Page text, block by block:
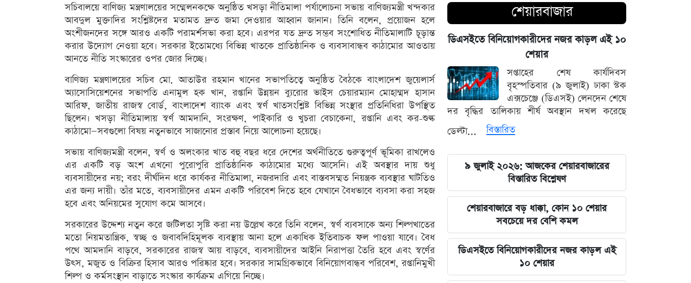
সচিবালয়ে বাণিজ্য মন্ত্রণালয়ের সম্মেলনকক্ষে অনুষ্ঠিত খসড়া নীতিমালা পর্যালোচনা সভায় বাণিজ্যমন্ত্রী খন্দকার
আবদুল মুক্তাদির সংশ্লিষ্টদের মতামত দ্রুত জমা দেওয়ার আহ্বান জানান। তিনি বলেন, প্রয়োজন হলে
অংশীজনদের সঙ্গে আরও একটি পরামর্শসভা করা হবে। এরপর যত দ্রুত সম্ভব সংশোধিত নীতিমালাটি চূড়ান্ত
করার উদ্যোগ নেওয়া হবে। সরকার ইতোমধ্যে বিভিন্ন খাতকে প্রাতিষ্ঠানিক ও ব্যবসাবান্ধব কাঠামোর আওতায়
আনতে নীতি সংস্কারের ওপর জোর দিচ্ছে।
বাণিজ্য মন্ত্রণালয়ের সচিব মো. আতাউর রহমান খানের সভাপতিত্বে অনুষ্ঠিত বৈঠকে বাংলাদেশ জুয়েলার্স
অ্যাসোসিয়েশনের সভাপতি এনামুল হক খান, রপ্তানি উন্নয়ন ব্যুরোর ভাইস চেয়ারম্যান মোহাম্মদ হাসান
আরিফ, জাতীয় রাজস্ব বোর্ড, বাংলাদেশ ব্যাংক এবং স্বর্ণ খাতসংশ্লিষ্ট বিভিন্ন সংস্থার প্রতিনিধিরা উপস্থিত
ছিলেন। খসড়া নীতিমালায় স্বর্ণ আমদানি, সংরক্ষণ, পাইকারি ও খুচরা বেচাকেনা, রপ্তানি এবং কর-শুল্ক
কাঠামো—সবগুলো বিষয় নতুনভাবে সাজানোর প্রস্তাব নিয়ে আলোচনা হয়েছে।
সভায় বাণিজ্যমন্ত্রী বলেন, স্বর্ণ ও অলংকার খাত বহু বছর ধরে দেশের অর্থনীতিতে গুরুত্বপূর্ণ ভূমিকা রাখলেও
এর একটি বড় অংশ এখনো পুরোপুরি প্রাতিষ্ঠানিক কাঠামোর মধ্যে আসেনি। এই অবস্থার দায় শুধু
ব্যবসায়ীদের নয়; বরং দীর্ঘদিন ধরে কার্যকর নীতিমালা, নজরদারি এবং বাস্তবসম্মত নিয়ন্ত্রক ব্যবস্থার ঘাটতিও
এর জন্য দায়ী। তাঁর মতে, ব্যবসায়ীদের এমন একটি পরিবেশ দিতে হবে যেখানে বৈধভাবে ব্যবসা করা সহজ
হবে এবং অনিয়মের সুযোগ কমে আসবে।
সরকারের উদ্দেশ্য নতুন করে জটিলতা সৃষ্টি করা নয় উল্লেখ করে তিনি বলেন, স্বর্ণ ব্যবসাকে অন্য শিল্পখাতের
মতো নিয়মতান্ত্রিক, স্বচ্ছ ও জবাবদিহিমূলক ব্যবস্থায় আনা হলে একাধিক ইতিবাচক ফল পাওয়া যাবে। বৈধ
পথে আমদানি বাড়বে, সরকারের রাজস্ব আয় বাড়বে, ব্যবসায়ীদের আইনি নিরাপত্তা তৈরি হবে এবং স্বর্ণের
উৎস, মজুত ও বিক্রির হিসাব আরও পরিষ্কার হবে। সরকার সামগ্রিকভাবে বিনিয়োগবান্ধব পরিবেশ, রপ্তানিমুখী
শিল্প ও কর্মসংস্থান বাড়াতে সংস্কার কার্যক্রম এগিয়ে নিচ্ছে।
আগামী ৪৮ ঘণ্টার আবহাওয়ার চিত্র: ঝোড়ো
বৃষ্টি নিয়ে সতর্কবার্তা
'মানুষ ভোট দিয়ে এমপি বানিয়েছে,
বিএনপিকে সত্য মেনে নিতে হবে': রুমিন
ফারহানা
৫ আগস্টের ভরদুপুরে দেশত্যাগ: গণভবন
থেকে ভারতের ফ্লাইট পর্যন্ত যা ঘটেছিল
ভারতপ্রেমী হলে দাগি আসামির অপরাধও
চোখ এড়িয়ে যায় দিল্লির: রুহুল কবির
রিজভী
বাংলাদেশ আর কোনো দেশের 'ক্লায়েন্ট স্টেট'
থাকবে না: পররাষ্ট্রমন্ত্রী ড. খলিলুর রহমান
এক ক্লিকেই ফোন-ল্যাপটপের নিয়ন্ত্রণ নিচ্ছে
হ্যাকাররা, পপ-আপ আপডেট নিয়ে কড়া
হুঁশিয়ারি
শেয়ারবাজার
ডিএসইতে বিনিয়োগকারীদের নজর কাড়ল এই ১০
শেয়ার
সপ্তাহের শেষ কার্যদিবস
বৃহস্পতিবার (৯ জুলাই) ঢাকা স্টক
এক্সচেঞ্জে (ডিএসই) লেনদেন শেষে
দর বৃদ্ধির তালিকায় শীর্ষ অবস্থান দখল করেছে
ডেল্টা...
বিস্তারিত
৯ জুলাই ২০২৬: আজকের শেয়ারবাজারের
বিস্তারিত বিশ্লেষণ
শেয়ারবাজারে বড় ধাক্কা, কোন ১০ শেয়ার
সবচেয়ে দর বেশি কমল
ডিএসইতে বিনিয়োগকারীদের নজর কাড়ল এই
১০ শেয়ার